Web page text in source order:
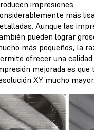
impresiones
más
Aunque las
pueden lograr
más pequeños, la
ofrecer una calidad
mejorada es que
XY mucho mayor.